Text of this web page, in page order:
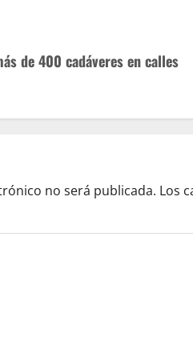
de 400 cadáveres en calles
no será publicada. Los